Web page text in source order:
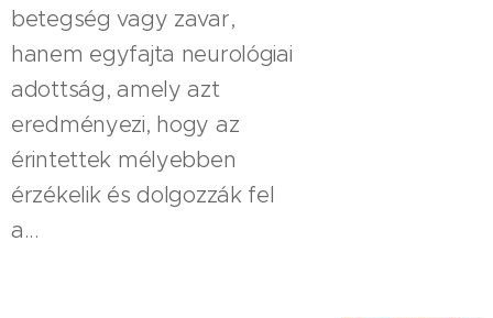
betegség vagy zavar,
hanem egyfajta neurológiai
adottság, amely azt
eredményezi, hogy az
érintettek mélyebben
érzékelik és dolgozzák fel
a...